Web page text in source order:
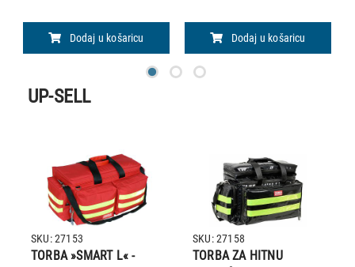
Dodaj u košaricu Dodaj u košaricu
UP-SELL
TORBA »SMART L« -
SKU: 27153
TORBA ZA HITNU
SKU: 27158